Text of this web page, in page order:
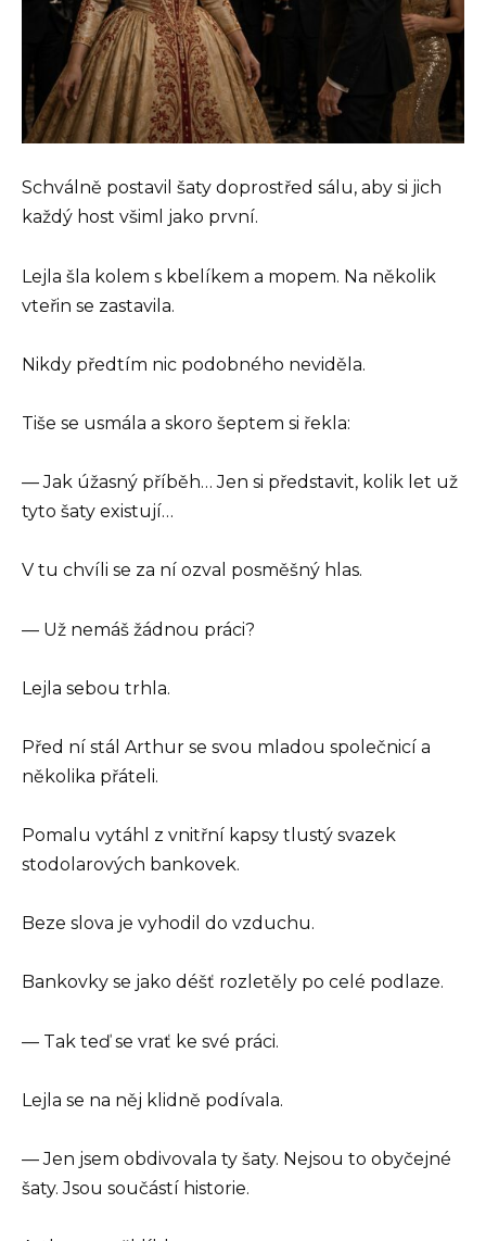
Schválně postavil šaty doprostřed sálu, aby si jich
každý host všiml jako první.
Lejla šla kolem s kbelíkem a mopem. Na několik
vteřin se zastavila.
Nikdy předtím nic podobného neviděla.
Tiše se usmála a skoro šeptem si řekla:
— Jak úžasný příběh… Jen si představit, kolik let už
tyto šaty existují…
V tu chvíli se za ní ozval posměšný hlas.
— Už nemáš žádnou práci?
Lejla sebou trhla.
Před ní stál Arthur se svou mladou společnicí a
několika přáteli.
Pomalu vytáhl z vnitřní kapsy tlustý svazek
stodolarových bankovek.
Beze slova je vyhodil do vzduchu.
Bankovky se jako déšť rozletěly po celé podlaze.
— Tak teď se vrať ke své práci.
Lejla se na něj klidně podívala.
— Jen jsem obdivovala ty šaty. Nejsou to obyčejné
šaty. Jsou součástí historie.